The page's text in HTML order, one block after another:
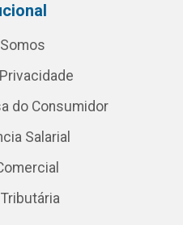
do Consumidor
Salarial